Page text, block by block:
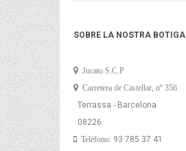
SOBRE LA NOSTRA BOTIGA
Jucato S.C.P
Carretera de Castellar, nº 356
Terrassa - Barcelona
08226
Teléfono: 93 785 37 41